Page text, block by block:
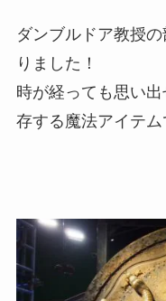
ダンブルドア教授
りました！
時が経っても思い
存する魔法アイテム